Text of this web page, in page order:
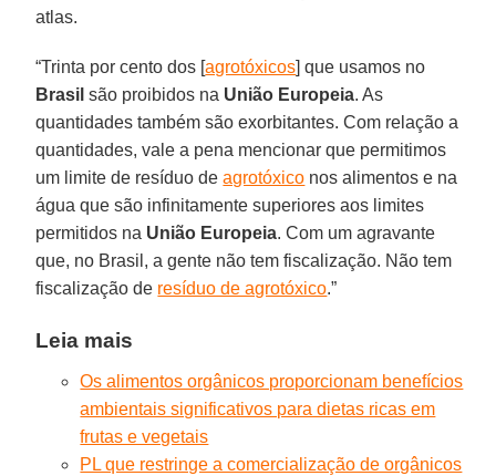
atlas.
“Trinta por cento dos [agrotóxicos] que usamos no
Brasil são proibidos na União Europeia. As
quantidades também são exorbitantes. Com relação a
quantidades, vale a pena mencionar que permitimos
um limite de resíduo deagrotóxico nos alimentos e na
água que são infinitamente superiores aos limites
permitidos na União Europeia. Com um agravante
que, no Brasil, a gente não tem fiscalização. Não tem
fiscalização de resíduo de agrotóxico.”
Leia mais
Os alimentos orgânicos proporcionam benefícios
ambientais significativos para dietas ricas em
frutas e vegetais
PL que restringe a comercialização de orgânicos